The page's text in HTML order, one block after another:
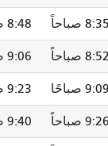
8:56 صباحاً
9:14 صباحاً
9:31 صباحاً
9:48 صباحاً